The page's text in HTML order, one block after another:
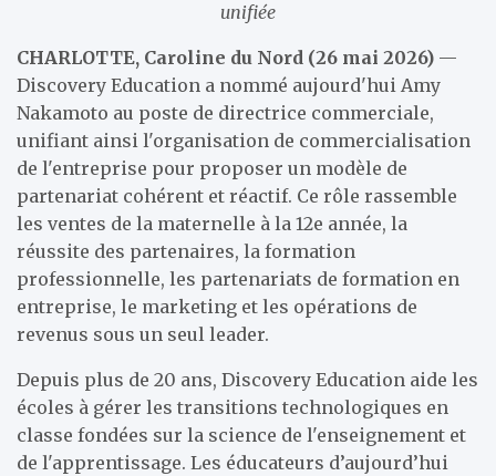
unifiée
CHARLOTTE, Caroline du Nord (26 mai 2026) —
Discovery Education a nommé aujourd'hui Amy
Nakamoto au poste de directrice commerciale,
unifiant ainsi l'organisation de commercialisation
de l'entreprise pour proposer un modèle de
partenariat cohérent et réactif. Ce rôle rassemble
les ventes de la maternelle à la 12e année, la
réussite des partenaires, la formation
professionnelle, les partenariats de formation en
entreprise, le marketing et les opérations de
revenus sous un seul leader.
Depuis plus de 20 ans, Discovery Education aide les
écoles à gérer les transitions technologiques en
classe fondées sur la science de l'enseignement et
de l'apprentissage. Les éducateurs d’aujourd’hui